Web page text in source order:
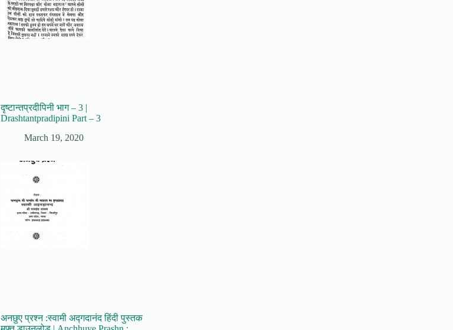
दृष्टान्तप्रदीपिनी भाग – 3 |
Drashtantpradipini Part – 3
March 19, 2020
अनछुए प्रश्न :स्वामी अद्गदानंद हिंदी पुस्तक